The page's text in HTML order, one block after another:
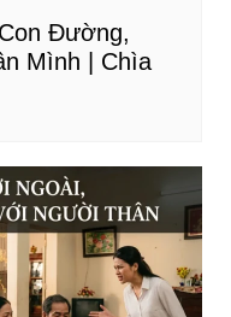
Đường,
Mình | Chìa